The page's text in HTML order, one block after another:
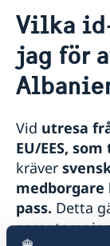
Om oss
Ambassadör
Så stöttar vi
Vi är en resurs
Team Sweden
Svenska
Anmäl
Aktuellt
Vilka
jag för
Vid utresa
EU/EES,
kräver
pass. Detta
accepterar